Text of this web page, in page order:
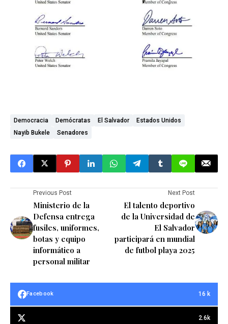
Democracia Demócratas El Salvador
Estados Unidos
Nayib Bukele
Senadores
Previous Post
Ministerio de la
Defensa entrega
fusiles, uniformes,
botas y equipo
informático a
personal militar
Next Post
El talento deportivo
de la Universidad de
El Salvador
participará en mundial
de futbol playa 2025
Facebook 16 k
2.6k